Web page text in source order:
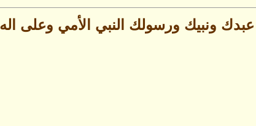
ونبيك ورسولك النبي الأمي وعلى